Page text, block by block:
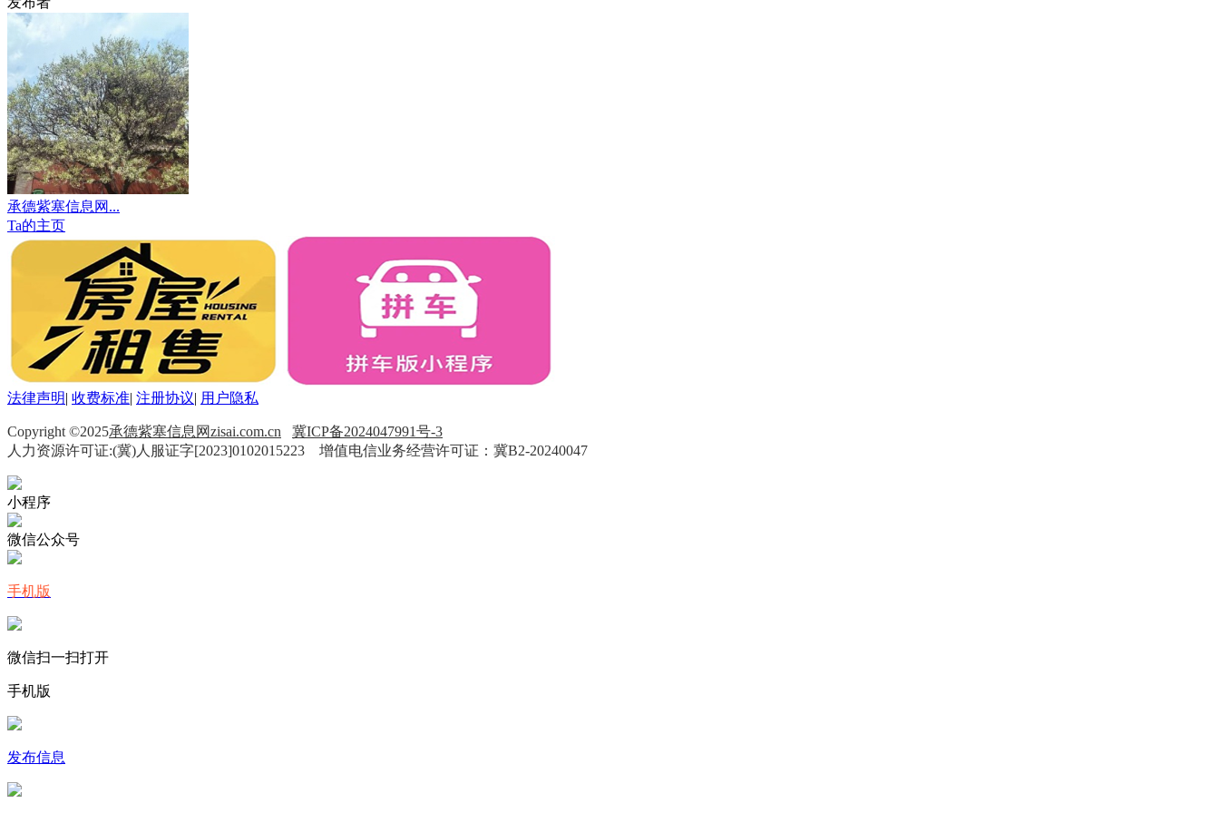
承德紫塞信息网...
Ta的主页
法律声明| 收费标准| 注册协议| 用户隐私
Copyright ©2025承德紫塞信息网zisai.com.cn
冀ICP备2024047991号-3
人力资源许可证:(冀)人服证字[2023]0102015223 增值电信业务经营许可证：冀B2-20240047
小程序
微信公众号
手机版
微信扫一扫打开
手机版
发布信息